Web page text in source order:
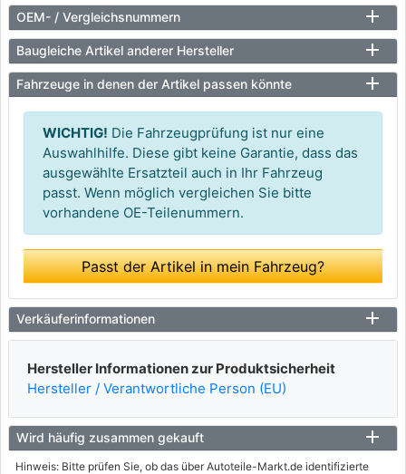
OEM- / Vergleichsnummern
Baugleiche Artikel anderer Hersteller
Fahrzeuge in denen der Artikel passen könnte
WICHTIG! Die Fahrzeugprüfung ist nur eine
Auswahlhilfe. Diese gibt keine Garantie, dass das
ausgewählte Ersatzteil auch in Ihr Fahrzeug
passt. Wenn möglich vergleichen Sie bitte
vorhandene OE-Teilenummern.
Passt der Artikel in mein Fahrzeug?
Verkäuferinformationen
Hersteller Informationen zur Produktsicherheit
Hersteller / Verantwortliche Person (EU)
Wird häufig zusammen gekauft
Hinweis: Bitte prüfen Sie, ob das über Autoteile-Markt.de identifizierte